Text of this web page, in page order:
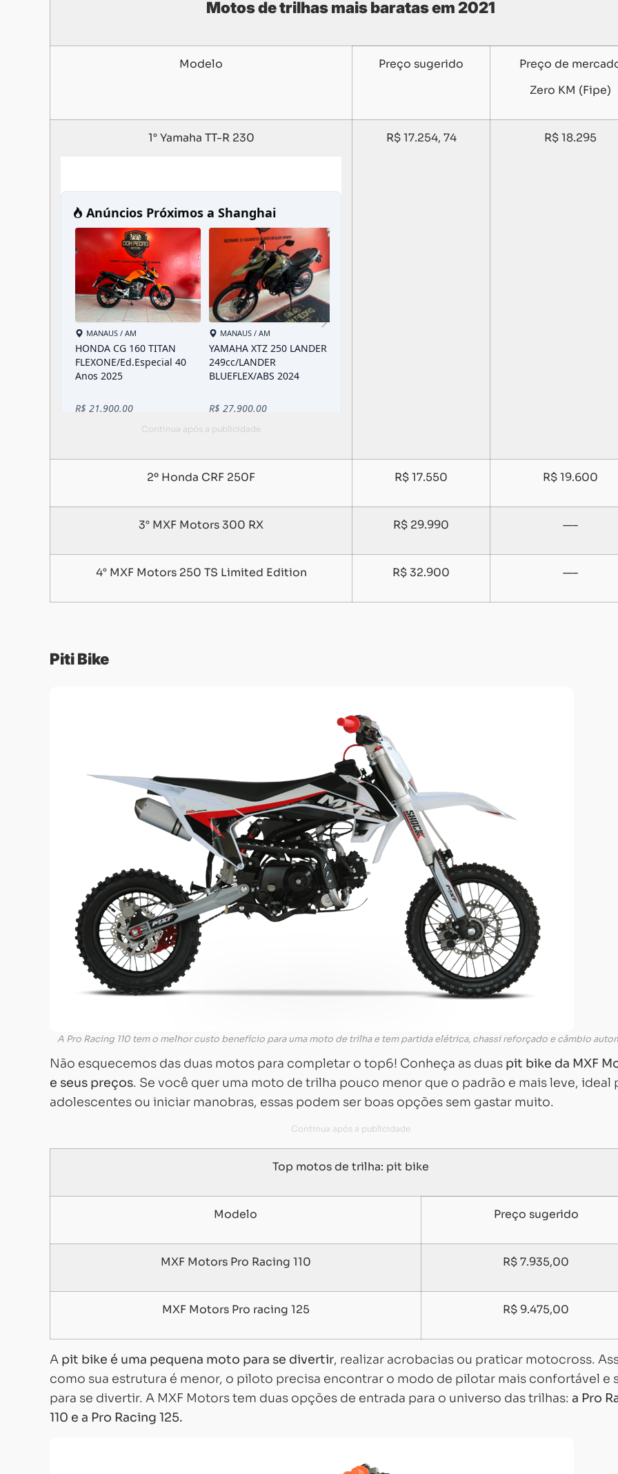
Motos de trilhas mais baratas em 2021
Modelo Preço sugerido
Preço de
Zero KM (Fipe)
1° Yamaha TT-R 230 R$ 17.254, 74 R$ 18.295
2º Honda CRF 250F R$ 17.550 R$ 19.600
3° MXF Motors 300 RX R$ 29.990 —–
4° MXF Motors 250 TS Limited Edition R$ 32.900 —–
Piti Bike
A Pro Racing 110 tem o melhor custo benefício para uma moto de trilha e tem partida elétrica, chassi reforçado e câmbio
Não esquecemos das duas motos para completar o top6! Conheça as duas pit bike da MXF
e seus preços. Se você quer uma moto de trilha pouco menor que o padrão e mais leve, ideal
adolescentes ou iniciar manobras, essas podem ser boas opções sem gastar muito.
Top motos de trilha: pit bike
Modelo Preço sugerido
MXF Motors Pro Racing 110 R$ 7.935,00
MXF Motors Pro racing 125 R$ 9.475,00
A pit bike é uma pequena moto para se divertir, realizar acrobacias ou praticar motocross.
como sua estrutura é menor, o piloto precisa encontrar o modo de pilotar mais confortável e
para se divertir. A MXF Motors tem duas opções de entrada para o universo das trilhas: a Pro
110 e a Pro Racing 125.